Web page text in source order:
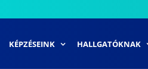
KÉPZÉSEINK HALLGATÓKNAK